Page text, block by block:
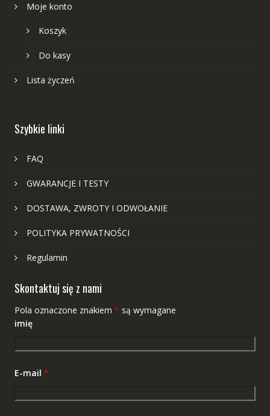
Moje konto
Koszyk
Do kasy
Lista życzeń
Szybkie linki
FAQ
GWARANCJE I TESTY
DOSTAWA, ZWROTY I ODWOŁANIE
POLITYKA PRYWATNOŚCI
Regulamin
Skontaktuj się z nami
Pola oznaczone znakiem * są wymagane
imię
E-mail *